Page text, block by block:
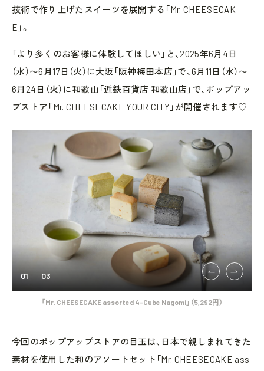
技術で作り上げたスイーツを展開する「Mr. CHEESECAK
E」。
「より多くのお客様に体験してほしい」と、2025年6月4日
（水）〜6月17日（火）に大阪「阪神梅田本店」で、6月11日（水）〜
6月24日（火）に和歌山「近鉄百貨店 和歌山店」で、ポップアッ
プストア「Mr. CHEESECAKE YOUR CITY」が開催されます♡
「Mr. CHEESECAKE assorted 4-Cube Nagomi」（5,292円）
01 03
今回のポップアップストアの目玉は、日本で親しまれてきた
素材を使用した和のアソートセット「Mr. CHEESECAKE ass